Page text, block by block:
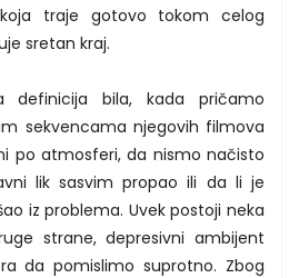
traje gotovo tokom celog
sretan kraj.
definicija bila, kada pričamo
sekvencama njegovih filmova
po atmosferi, da nismo načisto
lik sasvim propao ili da li je
iz problema. Uvek postoji neka
strane, depresivni ambijent
da pomislimo suprotno. Zbog